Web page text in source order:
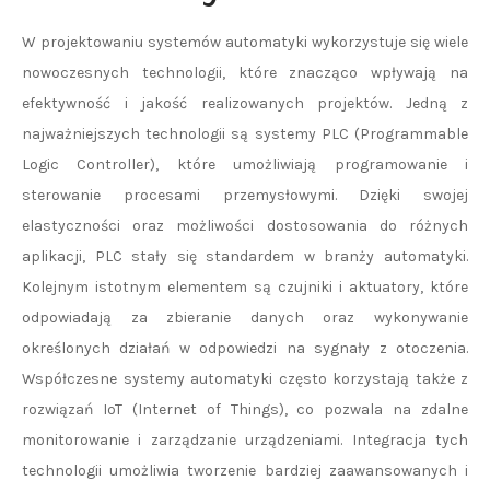
W projektowaniu systemów automatyki wykorzystuje się wiele
nowoczesnych technologii, które znacząco wpływają na
efektywność i jakość realizowanych projektów. Jedną z
najważniejszych technologii są systemy PLC (Programmable
Logic Controller), które umożliwiają programowanie i
sterowanie procesami przemysłowymi. Dzięki swojej
elastyczności oraz możliwości dostosowania do różnych
aplikacji, PLC stały się standardem w branży automatyki.
Kolejnym istotnym elementem są czujniki i aktuatory, które
odpowiadają za zbieranie danych oraz wykonywanie
określonych działań w odpowiedzi na sygnały z otoczenia.
Współczesne systemy automatyki często korzystają także z
rozwiązań IoT (Internet of Things), co pozwala na zdalne
monitorowanie i zarządzanie urządzeniami. Integracja tych
technologii umożliwia tworzenie bardziej zaawansowanych i